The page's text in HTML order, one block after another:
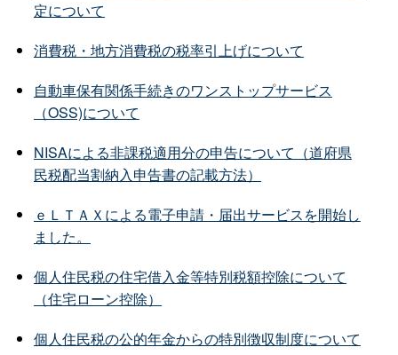
定について
消費税・地方消費税の税率引上げについて
自動車保有関係手続きのワンストップサービス
（OSS)について
NISAによる非課税適用分の申告について（道府県
民税配当割納入申告書の記載方法）
ｅＬＴＡＸによる電子申請・届出サービスを開始し
ました。
個人住民税の住宅借入金等特別税額控除について
（住宅ローン控除）
個人住民税の公的年金からの特別徴収制度について